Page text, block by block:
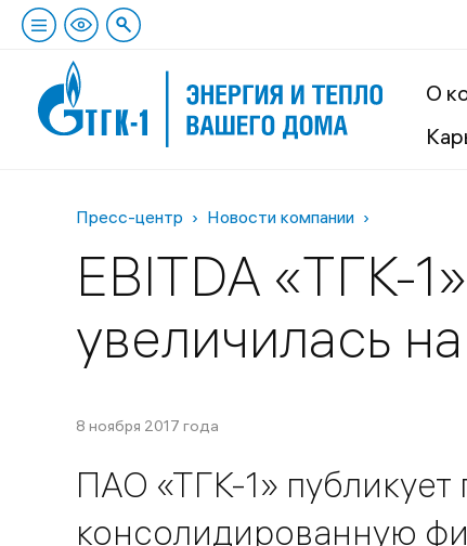
О
Пресс-центр Новости компании
EBITDA «ТГК-
увеличилась
8 ноября 2017 года
ПАО «ТГК-1»
консолидированную